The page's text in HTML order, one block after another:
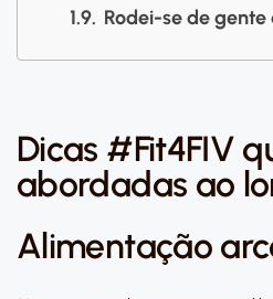
Rodei-se de
Dicas #Fit4FIV
abordadas ao
Alimentação